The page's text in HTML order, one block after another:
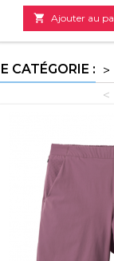
 Ajouter au
CATÉGORIE : >
<